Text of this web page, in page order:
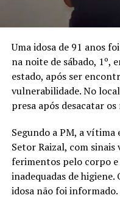
Uma idosa de 91 anos
na noite de sábado, 1º,
estado, após ser
vulnerabilidade. No
presa após desacatar
Segundo a PM, a vítima
Setor Raizal, com
ferimentos pelo corpo
inadequadas de
idosa não foi informado.